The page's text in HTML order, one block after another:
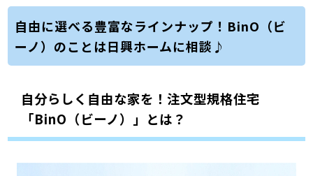
自由に選べる豊富なラインナップ！BinO（ビ
ーノ）のことは日興ホームに相談♪
自分らしく自由な家を！注文型規格住宅
「BinO（ビーノ）」とは？